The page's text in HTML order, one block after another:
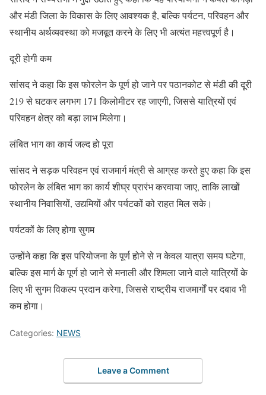
और मंडी जिला के विकास के लिए आवश्यक है, बल्कि पर्यटन, परिवहन और
स्थानीय अर्थव्यवस्था को मजबूत करने के लिए भी अत्यंत महत्त्वपूर्ण है।
दूरी होगी कम
सांसद ने कहा कि इस फोरलेन के पूर्ण हो जाने पर पठानकोट से मंडी की दूरी
219 से घटकर लगभग 171 किलोमीटर रह जाएगी, जिससे यात्रियों एवं
परिवहन क्षेत्र को बड़ा लाभ मिलेगा।
लंबित भाग का कार्य जल्द हो पूरा
सांसद ने सड़क परिवहन एवं राजमार्ग मंत्री से आग्रह करते हुए कहा कि इस
फोरलेन के लंबित भाग का कार्य शीघ्र प्रारंभ करवाया जाए, ताकि लाखों
स्थानीय निवासियों, उद्यमियों और पर्यटकों को राहत मिल सके।
पर्यटकों के लिए होगा सुगम
उन्होंने कहा कि इस परियोजना के पूर्ण होने से न केवल यात्रा समय घटेगा,
बल्कि इस मार्ग के पूर्ण हो जाने से मनाली और शिमला जाने वाले यात्रियों के
लिए भी सुगम विकल्प प्रदान करेगा, जिससे राष्ट्रीय राजमार्गों पर दबाव भी
कम होगा।
Categories: NEWS
Leave a Comment